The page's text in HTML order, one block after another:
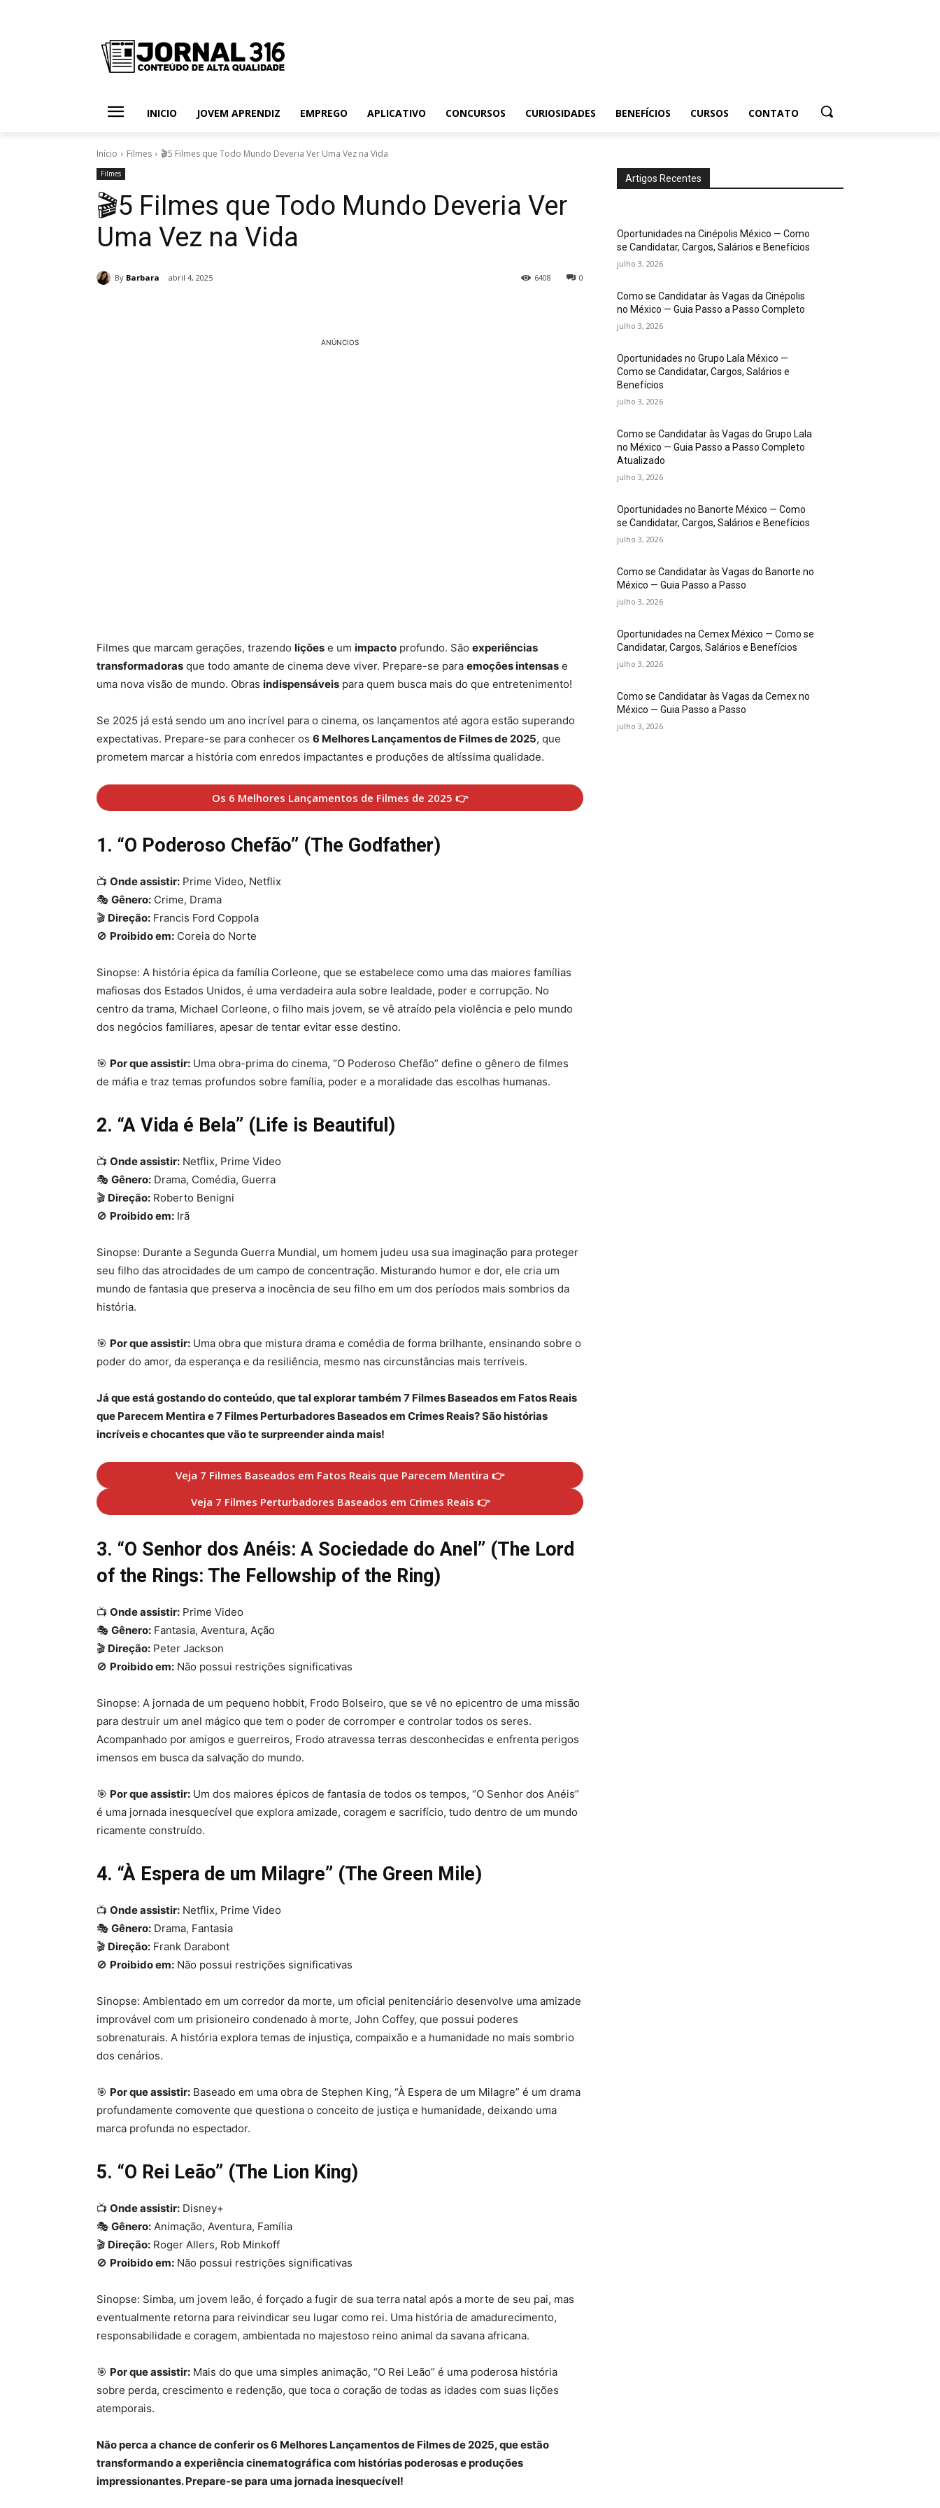
INICIO JOVEM APRENDIZ EMPREGO APLICATIVO CONCURSOS CURIOSIDADES BENEFÍCIOS CURSOS CONTATO
Início Filmes 🎬5 Filmes que Todo Mundo Deveria Ver Uma Vez na Vida
Filmes
🎬5 Filmes que Todo Mundo Deveria Ver
Uma Vez na Vida
By Barbara abril 4, 2025 0
6408
ANÚNCIOS
Filmes que marcam gerações, trazendo lições e um impacto profundo. São experiências
transformadoras que todo amante de cinema deve viver. Prepare-se para emoções intensas e
uma nova visão de mundo. Obras indispensáveis para quem busca mais do que entretenimento!
Se 2025 já está sendo um ano incrível para o cinema, os lançamentos até agora estão superando
expectativas. Prepare-se para conhecer os 6 Melhores Lançamentos de Filmes de 2025, que
prometem marcar a história com enredos impactantes e produções de altíssima qualidade.
Os 6 Melhores Lançamentos de Filmes de 2025 👉
1. “O Poderoso Chefão” (The Godfather)
📺 Onde assistir: Prime Video, Netflix
🎭 Gênero: Crime, Drama
🎬 Direção: Francis Ford Coppola
🚫 Proibido em: Coreia do Norte
Sinopse: A história épica da família Corleone, que se estabelece como uma das maiores famílias
mafiosas dos Estados Unidos, é uma verdadeira aula sobre lealdade, poder e corrupção. No
centro da trama, Michael Corleone, o filho mais jovem, se vê atraído pela violência e pelo mundo
dos negócios familiares, apesar de tentar evitar esse destino.
🎯 Por que assistir: Uma obra-prima do cinema, “O Poderoso Chefão” define o gênero de filmes
de máfia e traz temas profundos sobre família, poder e a moralidade das escolhas humanas.
2. “A Vida é Bela” (Life is Beautiful)
📺 Onde assistir: Netflix, Prime Video
🎭 Gênero: Drama, Comédia, Guerra
🎬 Direção: Roberto Benigni
🚫 Proibido em: Irã
Sinopse: Durante a Segunda Guerra Mundial, um homem judeu usa sua imaginação para proteger
seu filho das atrocidades de um campo de concentração. Misturando humor e dor, ele cria um
mundo de fantasia que preserva a inocência de seu filho em um dos períodos mais sombrios da
história.
🎯 Por que assistir: Uma obra que mistura drama e comédia de forma brilhante, ensinando sobre o
poder do amor, da esperança e da resiliência, mesmo nas circunstâncias mais terríveis.
Já que está gostando do conteúdo, que tal explorar também 7 Filmes Baseados em Fatos Reais
que Parecem Mentira e 7 Filmes Perturbadores Baseados em Crimes Reais? São histórias
incríveis e chocantes que vão te surpreender ainda mais!
Veja 7 Filmes Baseados em Fatos Reais que Parecem Mentira 👉
Veja 7 Filmes Perturbadores Baseados em Crimes Reais 👉
3. “O Senhor dos Anéis: A Sociedade do Anel” (The Lord
of the Rings: The Fellowship of the Ring)
📺 Onde assistir: Prime Video
🎭 Gênero: Fantasia, Aventura, Ação
🎬 Direção: Peter Jackson
🚫 Proibido em: Não possui restrições significativas
Sinopse: A jornada de um pequeno hobbit, Frodo Bolseiro, que se vê no epicentro de uma missão
para destruir um anel mágico que tem o poder de corromper e controlar todos os seres.
Acompanhado por amigos e guerreiros, Frodo atravessa terras desconhecidas e enfrenta perigos
imensos em busca da salvação do mundo.
🎯 Por que assistir: Um dos maiores épicos de fantasia de todos os tempos, “O Senhor dos Anéis”
é uma jornada inesquecível que explora amizade, coragem e sacrifício, tudo dentro de um mundo
ricamente construído.
4. “À Espera de um Milagre” (The Green Mile)
📺 Onde assistir: Netflix, Prime Video
🎭 Gênero: Drama, Fantasia
🎬 Direção: Frank Darabont
🚫 Proibido em: Não possui restrições significativas
Sinopse: Ambientado em um corredor da morte, um oficial penitenciário desenvolve uma amizade
improvável com um prisioneiro condenado à morte, John Coffey, que possui poderes
sobrenaturais. A história explora temas de injustiça, compaixão e a humanidade no mais sombrio
dos cenários.
🎯 Por que assistir: Baseado em uma obra de Stephen King, “À Espera de um Milagre” é um drama
profundamente comovente que questiona o conceito de justiça e humanidade, deixando uma
marca profunda no espectador.
5. “O Rei Leão” (The Lion King)
📺 Onde assistir: Disney+
🎭 Gênero: Animação, Aventura, Família
🎬 Direção: Roger Allers, Rob Minkoff
🚫 Proibido em: Não possui restrições significativas
Sinopse: Simba, um jovem leão, é forçado a fugir de sua terra natal após a morte de seu pai, mas
eventualmente retorna para reivindicar seu lugar como rei. Uma história de amadurecimento,
responsabilidade e coragem, ambientada no majestoso reino animal da savana africana.
🎯 Por que assistir: Mais do que uma simples animação, “O Rei Leão” é uma poderosa história
sobre perda, crescimento e redenção, que toca o coração de todas as idades com suas lições
atemporais.
Não perca a chance de conferir os 6 Melhores Lançamentos de Filmes de 2025, que estão
transformando a experiência cinematográfica com histórias poderosas e produções
impressionantes. Prepare-se para uma jornada inesquecível!
Artigos Recentes
Oportunidades na Cinépolis México — Como
se Candidatar, Cargos, Salários e Benefícios
julho 3, 2026
Como se Candidatar às Vagas da Cinépolis
no México — Guia Passo a Passo Completo
julho 3, 2026
Oportunidades no Grupo Lala México —
Como se Candidatar, Cargos, Salários e
Benefícios
julho 3, 2026
Como se Candidatar às Vagas do Grupo Lala
no México — Guia Passo a Passo Completo
Atualizado
julho 3, 2026
Oportunidades no Banorte México — Como
se Candidatar, Cargos, Salários e Benefícios
julho 3, 2026
Como se Candidatar às Vagas do Banorte no
México — Guia Passo a Passo
julho 3, 2026
Oportunidades na Cemex México — Como se
Candidatar, Cargos, Salários e Benefícios
julho 3, 2026
Como se Candidatar às Vagas da Cemex no
México — Guia Passo a Passo
julho 3, 2026